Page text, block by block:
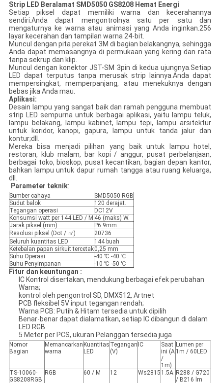
Strip LED Beralamat SMD5050 GS8208 Hemat Energi
Setiap piksel dapat memiliki warna dan kecerahannya
sendiri.Anda dapat mengontrolnya satu per satu dan
mengaturnya ke warna atau animasi yang Anda inginkan.256
layar kecerahan dan tampilan warna 24-bit.
Muncul dengan pita perekat 3M di bagian belakangnya, sehingga
Anda dapat memasangnya di permukaan yang kering dan rata
tanpa sekrup dan klip.
Muncul dengan konektor JST-SM 3pin di kedua ujungnya.Setiap
LED dapat terputus tanpa merusak strip lainnya.Anda dapat
mempersingkat, memperpanjang, atau menekuknya dengan
bebas jika Anda mau.
Aplikasi:
Desain lampu yang sangat baik dan ramah pengguna membuat
strip LED sempurna untuk berbagai aplikasi, yaitu lampu teluk,
lampu belakang, lampu kabinet, lampu tepi, lampu arsitektur
untuk koridor, kanopi, gapura, lampu untuk tanda jalur dan
kontur;dll.
Mereka bisa menjadi pilihan yang baik untuk lampu hotel,
restoran, klub malam, bar kopi / anggur, pusat perbelanjaan,
berbagai toko, bioskop, pusat kecantikan, bagian depan kantor,
bahkan lampu untuk dapur rumah tangga atau ruang keluarga,
dll.
Parameter teknik:
Sumber cahaya
SMD5050 RGB
Sudut balok
120 derajat.
Tegangan operasi
DC12V
Konsumsi watt per 144 LED / M 46 (maks) W.
Jarak piksel (mm)
P6.9mm
Resolusi piksel (Dot / ㎡)
20736
Seluruh kuantitas LED
144 buah
Ketebalan papan sirkuit tercetak0,25 mm
Suhu Operasi
-40 ℃ -40 ℃
Suhu Penyimpanan
-10 ℃ -50 ℃
Fitur dan keuntungan :
IC Kontrol disertakan, mendukung berbagai efek perubahan
Warna;
kontrol oleh pengontrol SD, DMX512, Artnet
PCB fleksibel 5V input tegangan rendah;
Warna PCB: Putih & Hitam tersedia untuk dipilih
Benar-benar dapat dialamatkan, setiap IC dibangun di dalam
LED RGB
5 Meter per PCS, ukuran Pelanggan tersedia juga
Nomor
Bagian
Memancarkan
warna
Kuantitas
LED
Tegangan
(V)
IC
Saat
ini (A
/
1m)
Lumen per
1m / 60LED
TS-10060-
GS8208RGB
RGB 60 / M 12 Ws2815 1.5A R288 / G720
/ B216 lm